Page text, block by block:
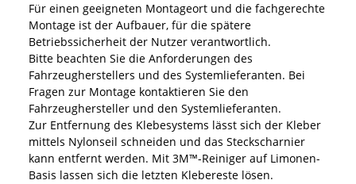
Für einen geeigneten Montageort und die fachgerechte
Montage ist der Aufbauer, für die spätere
Betriebssicherheit der Nutzer verantwortlich.
Bitte beachten Sie die Anforderungen des
Fahrzeugherstellers und des Systemlieferanten. Bei
Fragen zur Montage kontaktieren Sie den
Fahrzeughersteller und den Systemlieferanten.
Zur Entfernung des Klebesystems lässt sich der Kleber
mittels Nylonseil schneiden und das Steckscharnier
kann entfernt werden. Mit 3M™-Reiniger auf Limonen-
Basis lassen sich die letzten Klebereste lösen.